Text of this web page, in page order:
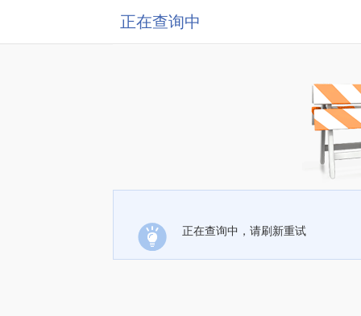
正在查询中
正在查询中，请刷新重试